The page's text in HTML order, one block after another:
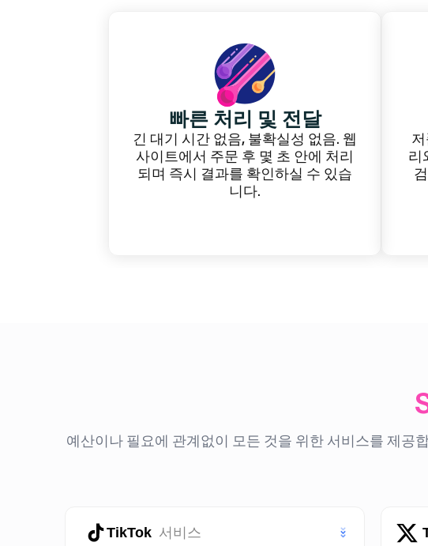
빠른 처리 및 전달
긴 대기 시간 없음, 불확실성 없음. 웹
사이트에서 주문 후 몇 초 안에 처리
되며 즉시 결과를 확인하실 수 있습
니다.
리
예산이나 필요에 관계없이 모든 것을 위한 서비스를 제공
TikTok 서비스